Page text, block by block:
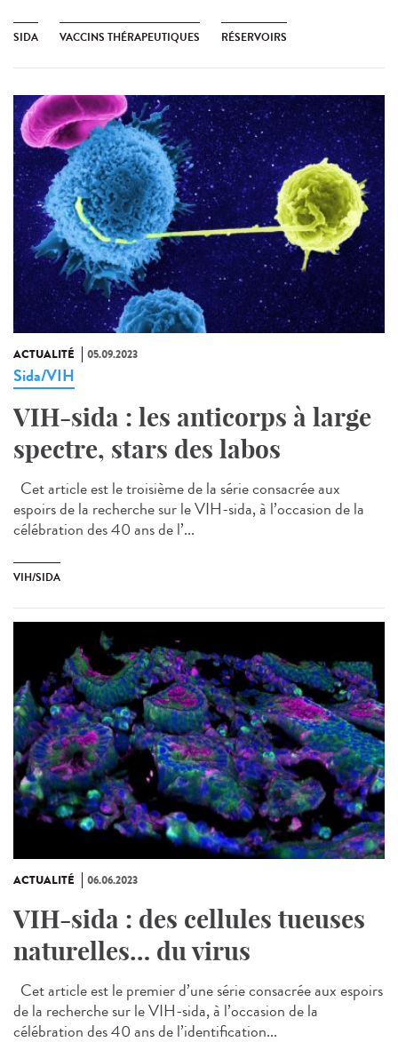
SIDA VACCINS THÉRAPEUTIQUES RÉSERVOIRS
ACTUALITÉ 05.09.2023
Sida/VIH
VIH-sida : les anticorps à large
spectre, stars des labos
Cet article est le troisième de la série consacrée aux
espoirs de la recherche sur le VIH-sida, à l’occasion de la
célébration des 40 ans de l’...
VIH/SIDA
ACTUALITÉ 06.06.2023
VIH-sida : des cellules tueuses
naturelles… du virus
Cet article est le premier d’une série consacrée aux espoirs
de la recherche sur le VIH-sida, à l’occasion de la
célébration des 40 ans de l’identification...